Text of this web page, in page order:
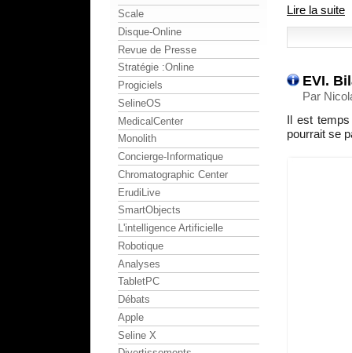
Lire la suite
EVI.
Par
Il est
pourrait se
Scale
Disque-Online
Revue de Presse
Stratégie :Online
Progiciels
SelineOS
MedicalCenter
Monolith
Concierge-Informatique
Chromatographic Center
ErudiLive
SmartObjects
L'intelligence Artificielle
Robotique
Analyses
TabletPC
Débats
Apple
Seline X